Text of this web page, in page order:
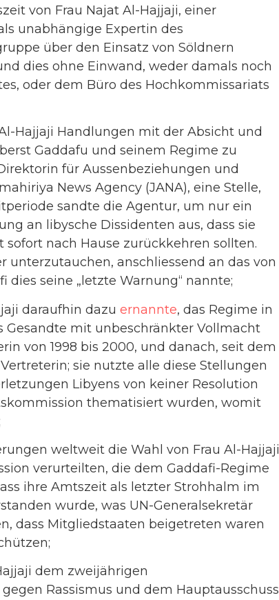
von Frau Najat Al-Hajjaji, einer
unabhängige Expertin des
über den Einsatz von Söldnern
dies ohne Einwand, weder damals noch
oder dem Büro des Hochkommissariats
Hajjaji Handlungen mit der Absicht und
Gaddafu und seinem Regime zu
für Aussenbeziehungen und
News Agency (JANA), eine Stelle,
sandte die Agentur, um nur ein
an libysche Dissidenten aus, dass sie
sofort nach Hause zurückkehren sollten.
unterzutauchen, anschliessend an das von
dies seine „letzte Warnung“ nannte;
daraufhin dazu ernannte, das Regime in
Gesandte mit unbeschränkter Vollmacht
von 1998 bis 2000, und danach, seit dem
sie nutzte alle diese Stellungen
Libyens von keiner Resolution
thematisiert wurden, womit
weltweit die Wahl von Frau Al-Hajjaji
verurteilten, die dem Gaddafi-Regime
ihre Amtszeit als letzter Strohhalm im
wurde, was UN-Generalsekretär
dass Mitgliedstaaten beigetreten waren
dem zweijährigen
Rassismus und dem Hauptausschuss